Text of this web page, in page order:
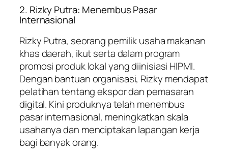
2. Rizky Putra: Menembus Pasar
Internasional
Rizky Putra, seorang pemilik usaha makanan
khas daerah, ikut serta dalam program
promosi produk lokal yang diinisiasi HIPMI.
Dengan bantuan organisasi, Rizky mendapat
pelatihan tentang ekspor dan pemasaran
digital. Kini produknya telah menembus
pasar internasional, meningkatkan skala
usahanya dan menciptakan lapangan kerja
bagi banyak orang.